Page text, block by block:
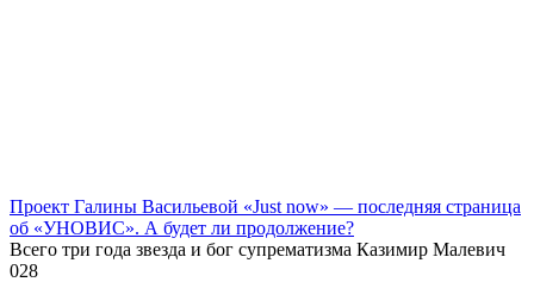
Проект Галины Васильевой «Just now» — последняя страница
об «УНОВИС». А будет ли продолжение?
Всего три года звезда и бог супрематизма Казимир Малевич
028